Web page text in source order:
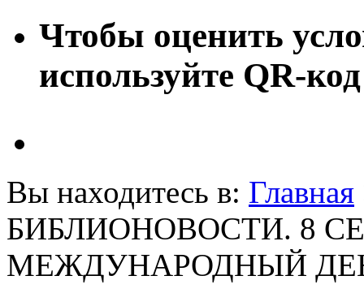
Чтобы оценить
используйте QR-код
Вы находитесь в: Главная
БИБЛИОНОВОСТИ. 8
МЕЖДУНАРОДНЫЙ